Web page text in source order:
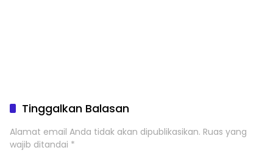
Tinggalkan Balasan
Alamat email Anda tidak akan dipublikasikan. Ruas yang
wajib ditandai *